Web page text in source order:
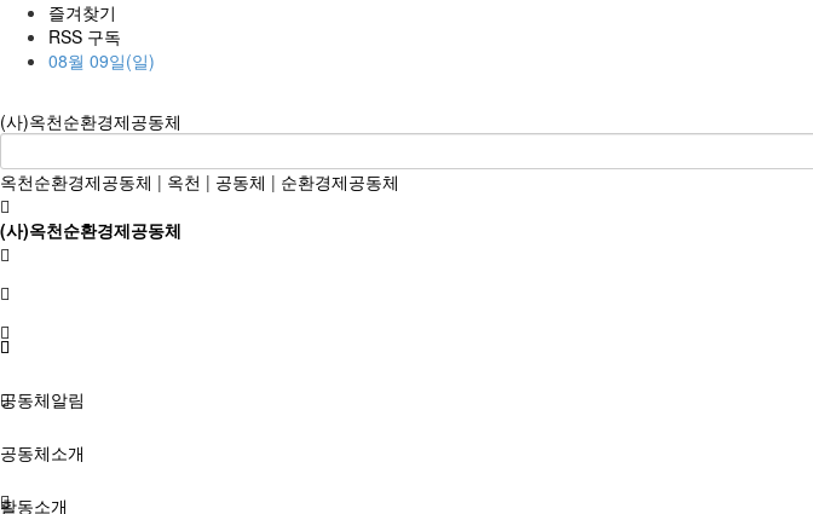
즐겨찾기
RSS 구독
08월 09일(일)
(사)옥천순환경제공동체
옥천순환경제공동체 | 옥천 | 공동체 | 순환경제공동체
(사)옥천순환경제공동체
공동체알림
공동체소개
활동소개